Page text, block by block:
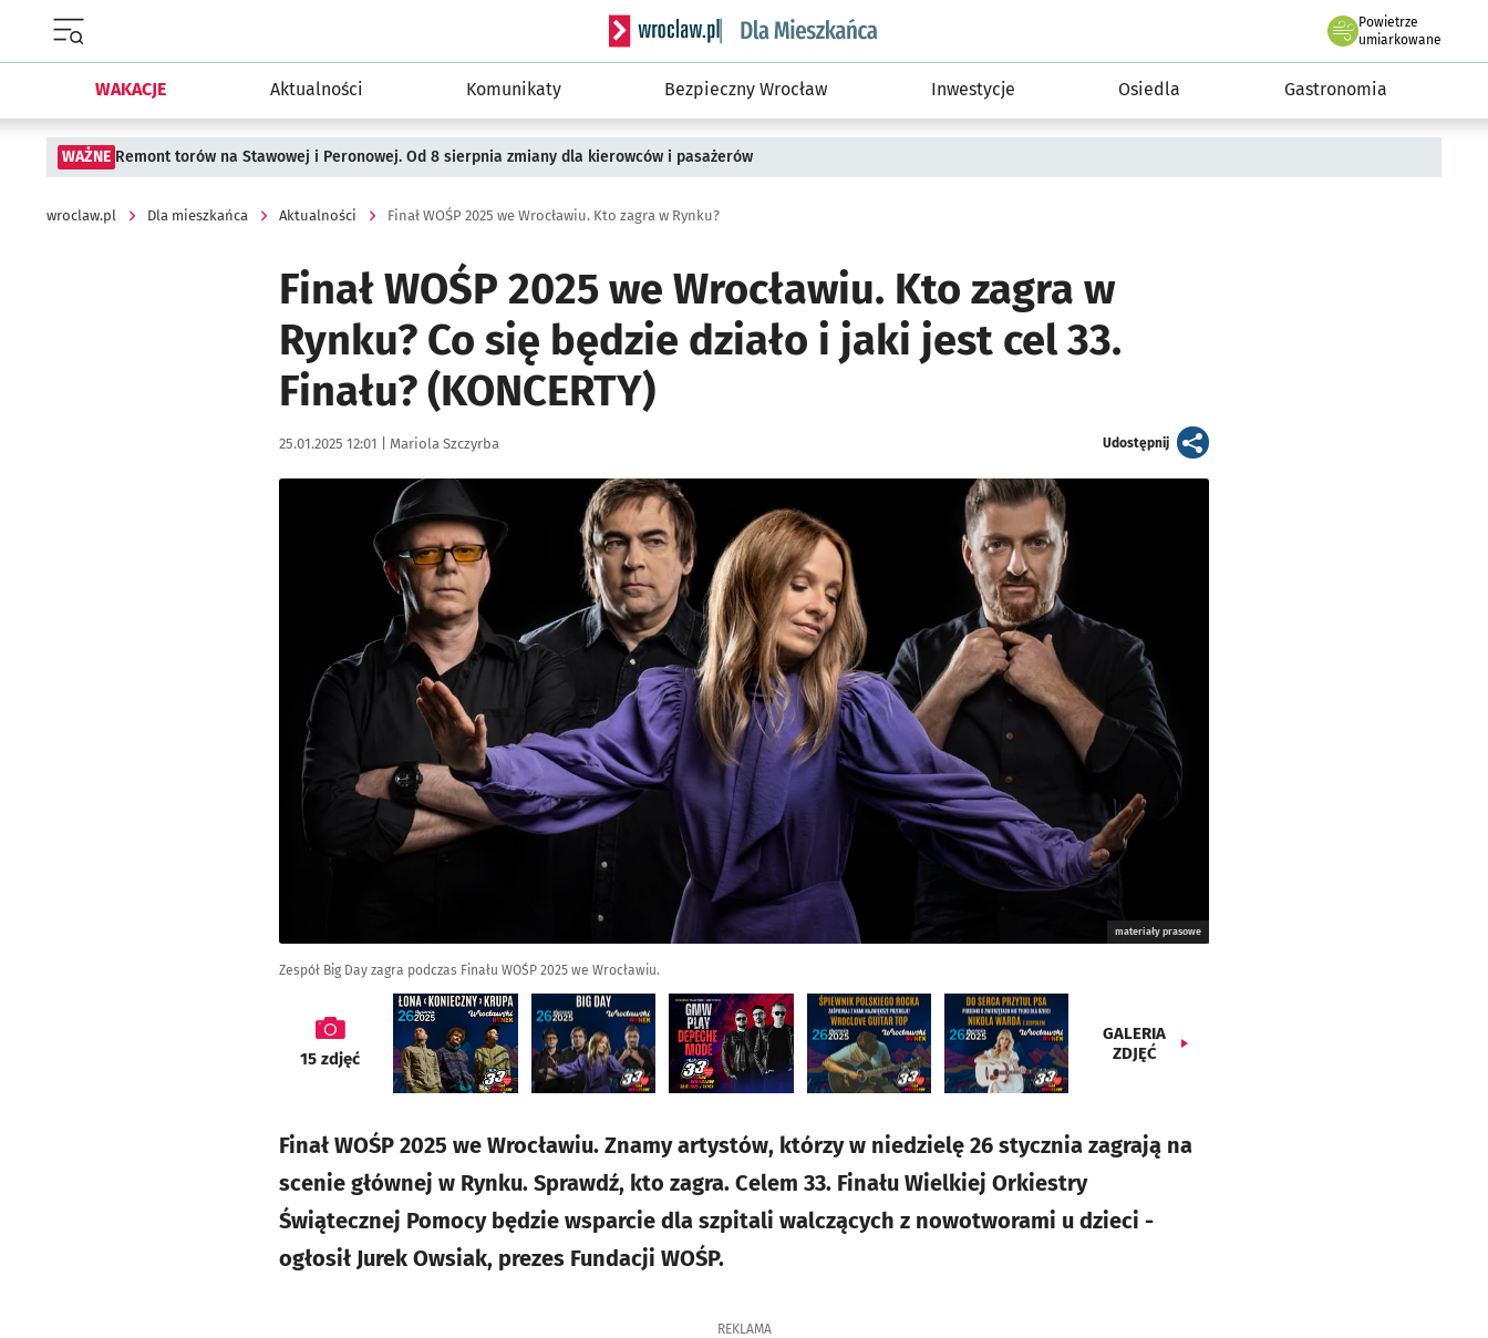
Serwis informacyjny wroclaw.pl podserwis: Dla mieszkańca
Powietrze
we Wrocławiu
umiarkowane
WAKACJE Aktualności Komunikaty Bezpieczny Wrocław Inwestycje Osiedla Gastronomia
WAŻNE Remont torów na Stawowej i Peronowej. Od 8 sierpnia zmiany dla kierowców i pasażerów
wroclaw.pl Dla mieszkańca Aktualności Finał WOŚP 2025 we Wrocławiu. Kto zagra w Rynku?
Finał WOŚP 2025 we Wrocławiu. Kto zagra w
Rynku? Co się będzie działo i jaki jest cel 33.
Finału? (KONCERTY)
Data publikacji:
25.01.2025 12:01 | Autor:
Mariola Szczyrba Udostępnijartykuł
Kliknij, aby zobaczyć galerię
materiały prasowe
Zespół Big Day zagra podczas Finału WOŚP 2025 we Wrocławiu.
galeria
15zdjęć
GALERIA
ZDJĘĆ
Finał WOŚP 2025 we Wrocławiu. Znamy artystów, którzy w niedzielę 26 stycznia zagrają na
scenie głównej w Rynku. Sprawdź, kto zagra. Celem 33. Finału Wielkiej Orkiestry
Świątecznej Pomocy będzie wsparcie dla szpitali walczących z nowotworami u dzieci -
ogłosił Jurek Owsiak, prezes Fundacji WOŚP.
REKLAMA